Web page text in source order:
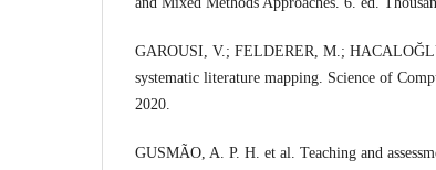
GAROUSI, V.; FELDERER, M.;
systematic literature mapping. Science of
2020.
GUSMÃO, A. P. H. et al. Teaching and